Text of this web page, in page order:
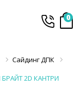
0
Сайдинг ДПК
2D КАНТРИ